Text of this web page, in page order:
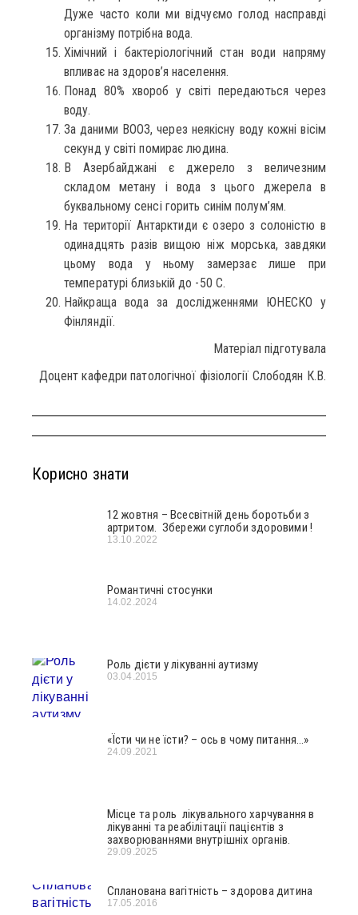
Дуже часто коли ми відчуємо голод насправді
організму потрібна вода.
Хімічний і бактеріологічний стан води напряму
впливає на здоров’я населення.
Понад 80% хвороб у світі передаються через
воду.
За даними ВООЗ, через неякісну воду кожні вісім
секунд у світі помирає людина.
В Азербайджані є джерело з величезним
складом метану і вода з цього джерела в
буквальному сенсі горить синім полум’ям.
На території Антарктиди є озеро з солоністю в
одинадцять разів вищою ніж морська, завдяки
цьому вода у ньому замерзає лише при
температурі близькій до -50 С.
Найкраща вода за дослідженнями ЮНЕСКО у
Фінляндії.
Матеріал підготувала
Доцент кафедри патологічної фізіології Слободян К.В.
Корисно знати
12 жовтня – Всесвітній день боротьби з
артритом. Збережи суглоби здоровими !
13.10.2022
Романтичні стосунки
14.02.2024
Роль дієти у лікуванні аутизму
03.04.2015
«Їсти чи не їсти? – ось в чому питання…»
24.09.2021
Місце та роль лікувального харчування в
лікуванні та реабілітації пацієнтів з
захворюваннями внутрішніх органів.
29.09.2025
Спланована вагітність – здорова дитина
17.05.2016